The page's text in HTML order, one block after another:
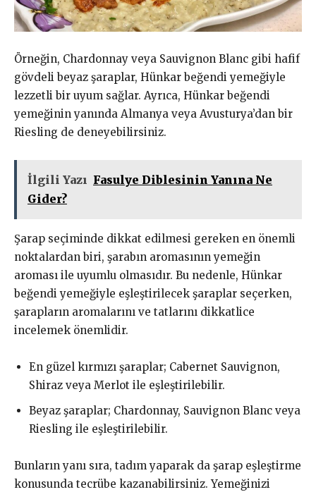
Örneğin, Chardonnay veya Sauvignon Blanc gibi hafif
gövdeli beyaz şaraplar, Hünkar beğendi yemeğiyle
lezzetli bir uyum sağlar. Ayrıca, Hünkar beğendi
yemeğinin yanında Almanya veya Avusturya’dan bir
Riesling de deneyebilirsiniz.
İlgili Yazı Fasulye Diblesinin Yanına Ne
Gider?
Şarap seçiminde dikkat edilmesi gereken en önemli
noktalardan biri, şarabın aromasının yemeğin
aroması ile uyumlu olmasıdır. Bu nedenle, Hünkar
beğendi yemeğiyle eşleştirilecek şaraplar seçerken,
şarapların aromalarını ve tatlarını dikkatlice
incelemek önemlidir.
En güzel kırmızı şaraplar; Cabernet Sauvignon,
Shiraz veya Merlot ile eşleştirilebilir.
Beyaz şaraplar; Chardonnay, Sauvignon Blanc veya
Riesling ile eşleştirilebilir.
Bunların yanı sıra, tadım yaparak da şarap eşleştirme
konusunda tecrübe kazanabilirsiniz. Yemeğinizi